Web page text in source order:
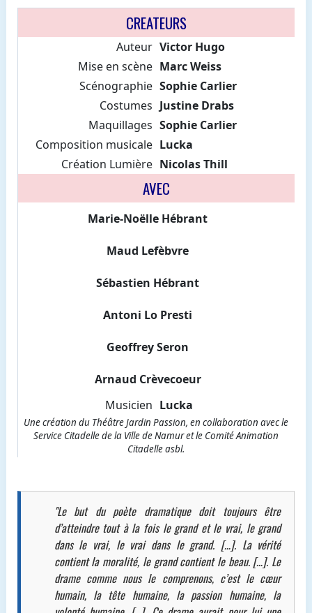
CREATEURS
Auteur Victor Hugo
Mise en scène Marc Weiss
Scénographie Sophie Carlier
Costumes Justine Drabs
Maquillages Sophie Carlier
Composition musicale Lucka
Création Lumière Nicolas Thill
AVEC
Marie-Noëlle Hébrant
Maud Lefèbvre
Sébastien Hébrant
Antoni Lo Presti
Geoffrey Seron
Arnaud Crèvecoeur
Musicien Lucka
Une création du Théâtre Jardin Passion, en collaboration avec le
Service Citadelle de la Ville de Namur et le Comité Animation
Citadelle asbl.
"Le but du poète dramatique doit toujours être
d’atteindre tout à la fois le grand et le vrai, le grand
dans le vrai, le vrai dans le grand. […]. La vérité
contient la moralité, le grand contient le beau. […]. Le
drame comme nous le comprenons, c’est le cœur
humain, la tête humaine, la passion humaine, la